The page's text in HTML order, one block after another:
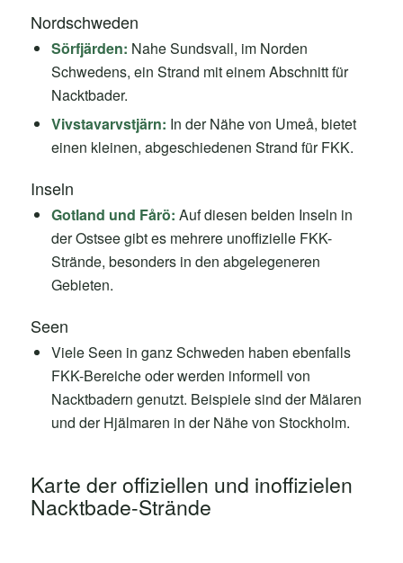
Nordschweden
Sörfjärden: Nahe Sundsvall, im Norden
Schwedens, ein Strand mit einem Abschnitt für
Nacktbader.
Vivstavarvstjärn: In der Nähe von Umeå, bietet
einen kleinen, abgeschiedenen Strand für FKK.
Inseln
Gotland und Fårö: Auf diesen beiden Inseln in
der Ostsee gibt es mehrere unoffizielle FKK-
Strände, besonders in den abgelegeneren
Gebieten.
Seen
Viele Seen in ganz Schweden haben ebenfalls
FKK-Bereiche oder werden informell von
Nacktbadern genutzt. Beispiele sind der Mälaren
und der Hjälmaren in der Nähe von Stockholm.
Karte der offiziellen und inoffizielen
Nacktbade-Strände